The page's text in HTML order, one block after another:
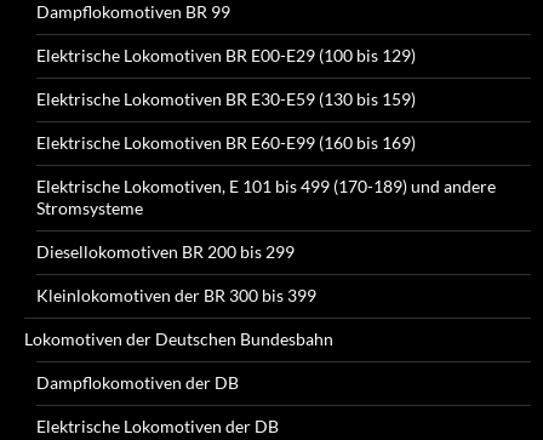
Dampflokomotiven BR 99
Elektrische Lokomotiven BR E00-E29 (100 bis 129)
Elektrische Lokomotiven BR E30-E59 (130 bis 159)
Elektrische Lokomotiven BR E60-E99 (160 bis 169)
Elektrische Lokomotiven, E 101 bis 499 (170-189) und andere
Stromsysteme
Diesellokomotiven BR 200 bis 299
Kleinlokomotiven der BR 300 bis 399
Lokomotiven der Deutschen Bundesbahn
Dampflokomotiven der DB
Elektrische Lokomotiven der DB